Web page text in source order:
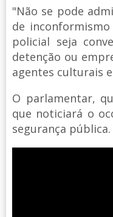
"Não se pode
de
policial seja
detenção ou
agentes culturais
O parlamentar,
que noticiará o
segurança pública.